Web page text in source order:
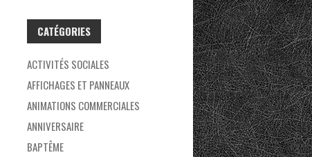
CATÉGORIES
ACTIVITÉS SOCIALES
AFFICHAGES ET PANNEAUX
ANIMATIONS COMMERCIALES
ANNIVERSAIRE
BAPTÊME